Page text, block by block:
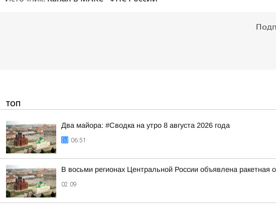
ТОП
Два майора: #Сводка на утро 8 августа 2026 года
06:51
В восьми регионах Центральной России объявлена ракетная
02:09